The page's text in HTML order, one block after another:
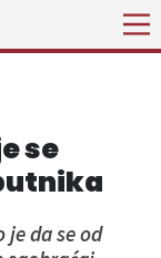
se
je da se od